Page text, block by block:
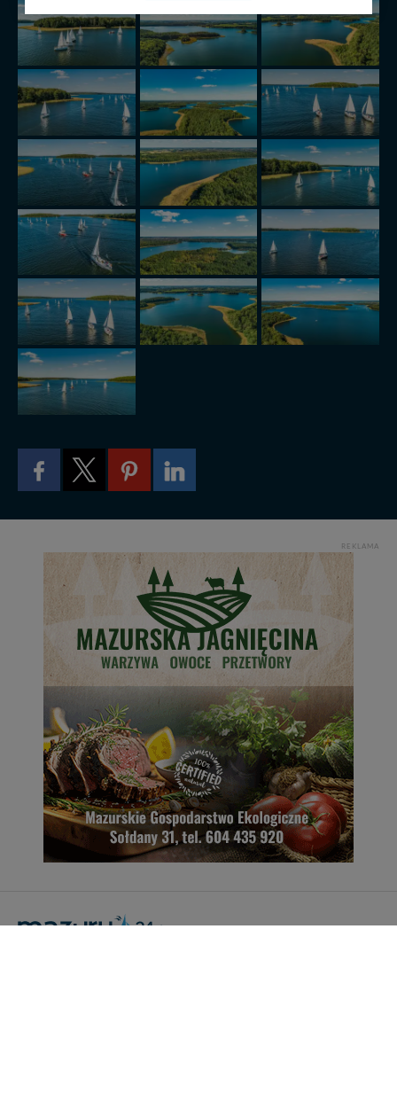
REKLAMA
wyszukania, ulubione miejsca, logowania, itp).
Bezpieczeństwo Twoich danych jest dla nas
priorytetowe, bez poinformowania Ciebie nie będziemy
zmieniać zakresu naszych uprawnień. Twoje dane są u
nas bezpieczne, jeśli masz wątpliwości co do naszych
intencji, zawsze możesz wycofać swoją zgodę. Więcej
informacji uzyskach w naszejPolityce Prywatności
Klikając znak X lub przycisk PRZEJDŹ DO SERWISU
wyrażasz zgodę na przetwarzanie Twoich danych.
Nasz serwis nie wykorzystuje oraz nie udostępnia
Twoich danych innym podmiotom oraz osobom
trzecim. Wyjątkiem jest sytuacja, gdy przekazanie
Twoich danych jest elementem usługi (przekazanie
danych z formularza kontaktowego, przekazanie danych
w przypadku rezerwacji usług typu: nocleg, czartery,
itp). Więcej informacji o zasadach i funkcjonalności
serwisu wRegulaminie Serwisu
Administratorem Twoich danych jest: Agencja
Reklamowa Kreacja Monika Borkowska, z siedzibą ul.
Wiejska 17, 11-500 Giżycko. Możesz z nami
skontaktować się za pośrednictwem tej
danych, zażądać ich poprawienia lub usunięcia,
zabronić ich przetwarzania. Pamiętaj jednak, że nie
zawsze jest możliwe techniczne zrealizowanie Twoich
tych plików - w pewnych przypadkach nie możemy tego
zrobić za Ciebie.
Dziękujemy, i życzmy miłego odkrywania Mazur na
nowo...